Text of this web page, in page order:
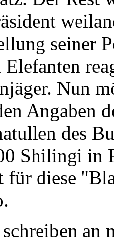
seiner
Elefanten
Nun
Angaben
des
Shilingi in
für diese
schreiben